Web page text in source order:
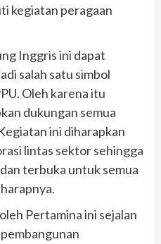
kegiatan peragaan
Inggris ini dapat
salah satu simbol
Oleh karena itu
dukungan semua
ini diharapkan
lintas sektor sehingga
terbuka untuk semua
Pertamina ini sejalan